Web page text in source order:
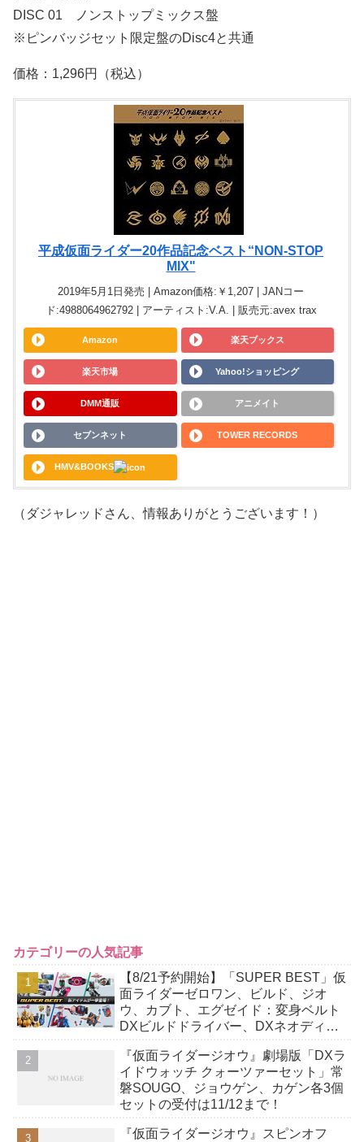
DISC 01 ノンストップミックス盤
※ピンバッジセット限定盤のDisc4と共通
価格：1,296円（税込）
平成仮面ライダー20作品記念ベスト“NON-STOP
MIX"
2019年5月1日発売 | Amazon価格:￥1,207 | JANコー
ド:4988064962792 | アーティスト:V.A. | 販売元:avex trax
Amazon 楽天ブックス
楽天市場 Yahoo!ショッピング
DMM通販 アニメイト
セブンネット TOWER RECORDS
HMV&BOOKS
（ダジャレッドさん、情報ありがとうございます！）
カテゴリーの人気記事
【8/21予約開始】「SUPER BEST」仮
面ライダーゼロワン、ビルド、ジオ
ウ、カブト、エグゼイド：変身ベルト
DXビルドドライバー、DXネオディケ
か12点！
『仮面ライダージオウ』劇場版「DXラ
イドウォッチ クォーツァーセット」常
磐SOUGO、ジョウゲン、カゲン各3個
セットの受付は11/12まで！
『仮面ライダージオウ』スピンオフ